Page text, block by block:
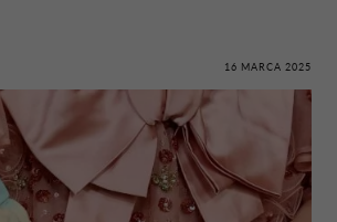
16 MARCA 2025